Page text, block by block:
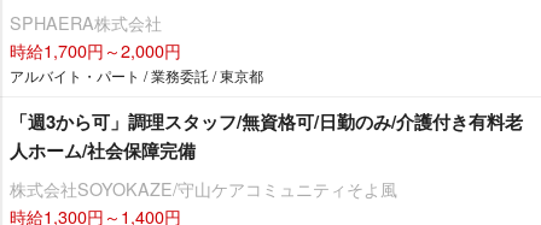
SPHAERA株式会社
時給1,700円～2,000円
アルバイト・パート / 業務委託 / 東京都
「週3から可」調理スタッフ/無資格可/日勤のみ/介護付き有料老
人ホーム/社会保障完備
株式会社SOYOKAZE/守山ケアコミュニティそよ風
時給1,300円～1,400円